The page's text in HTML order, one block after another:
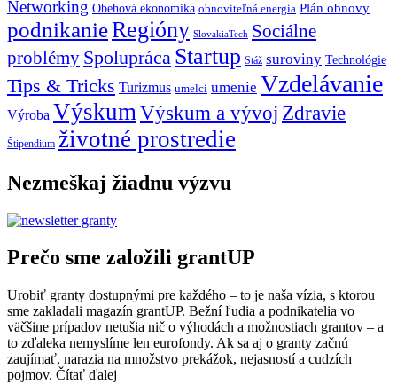
Networking Obehová ekonomika obnoviteľná energia Plán obnovy
podnikanieRegióny SlovakiaTech Sociálne
problémy Spolupráca Startup Stáž suroviny Technológie
Tips & Tricks Turizmus umelci umenie Vzdelávanie
Výroba Výskum Výskum a vývoj Zdravie
Štipendium životné prostredie
Nezmeškaj žiadnu výzvu
Prečo sme založili grantUP
Urobiť granty dostupnými pre každého – to je naša vízia, s ktorou
sme zakladali magazín grantUP. Bežní ľudia a podnikatelia vo
väčšine prípadov netušia nič o výhodách a možnostiach grantov – a
to zďaleka nemyslíme len eurofondy. Ak sa aj o granty začnú
zaujímať, narazia na množstvo prekážok, nejasností a cudzích
pojmov. Čítať ďalej